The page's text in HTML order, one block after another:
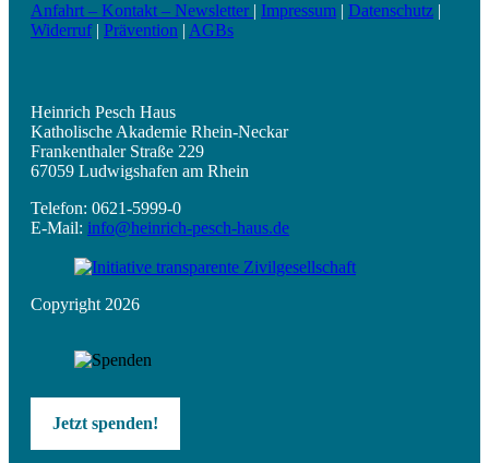
Anfahrt – Kontakt – Newsletter Impressum Datenschutz
Widerruf| Prävention AGBs
Heinrich Pesch Haus
Katholische Akademie Rhein-Neckar
Frankenthaler Straße 229
67059 Ludwigshafen am Rhein
Telefon: 0621-5999-0
E-Mail: info@heinrich-pesch-haus.de
Copyright 2026
Jetzt spenden!